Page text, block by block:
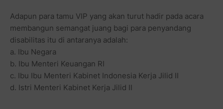
Adapun para tamu VIP yang akan turut hadir pada acara
membangun semangat juang bagi para penyandang
disabilitas itu di antaranya adalah:
a. Ibu Negara
b. Ibu Menteri Keuangan RI
c. Ibu Ibu Menteri Kabinet Indonesia Kerja Jilid II
d. Istri Menteri Kabinet Kerja Jilid II